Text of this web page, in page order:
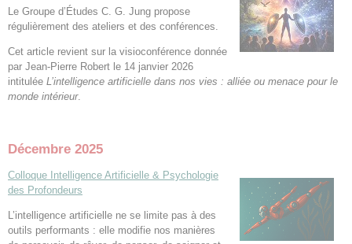
Le Groupe d’Études C. G. Jung propose
régulièrement des ateliers et des conférences.
Cet article revient sur la visioconférence donnée
par Jean-Pierre Robert le 14 janvier 2026
intitulée L’intelligence artificielle dans nos vies : alliée ou menace pour le
monde intérieur.
Décembre 2025
Colloque Intelligence Artificielle & Psychologie
des Profondeurs
L’intelligence artificielle ne se limite pas à des
outils performants : elle modifie nos manières